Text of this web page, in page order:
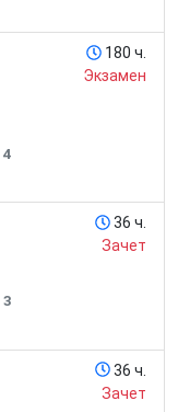
180 ч.
Экзамен
4
36 ч.
Зачет
3
36 ч.
Зачет